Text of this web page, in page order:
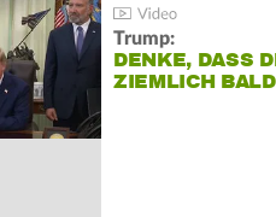
Trump:
DENKE, DASS
ZIEMLICH